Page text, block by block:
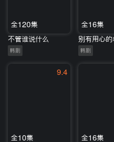
全120集
不管谁说什么
韩剧
全16集
别有用心
韩剧
9.4
全10集
全16集